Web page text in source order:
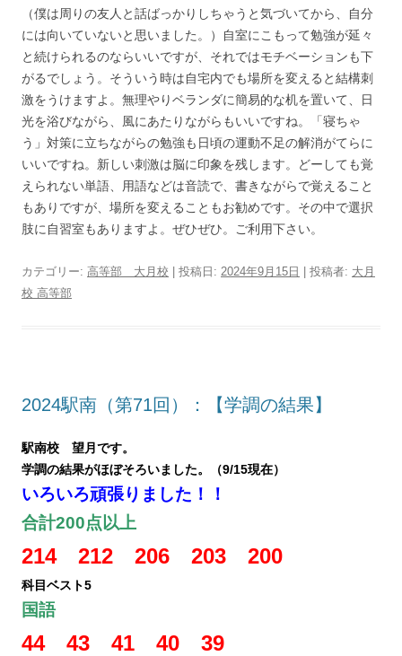
（僕は周りの友人と話ばっかりしちゃうと気づいてから、自分
には向いていないと思いました。）自室にこもって勉強が延々
と続けられるのならいいですが、それではモチベーションも下
がるでしょう。そういう時は自宅内でも場所を変えると結構刺
激をうけますよ。無理やりベランダに簡易的な机を置いて、日
光を浴びながら、風にあたりながらもいいですね。「寝ちゃ
う」対策に立ちながらの勉強も日頃の運動不足の解消がてらに
いいですね。新しい刺激は脳に印象を残します。どーしても覚
えられない単語、用語などは音読で、書きながらで覚えること
もありですが、場所を変えることもお勧めです。その中で選択
肢に自習室もありますよ。ぜひぜひ。ご利用下さい。
カテゴリー: 高等部 大月校 | 投稿日: 2024年9月15日 投稿者: 大月
校 高等部
2024駅南（第71回）：【学調の結果】
駅南校 望月です。
学調の結果がほぼそろいました。
（9/15現在）
いろいろ頑張りました！！
合計200点以上
214 212 206 203 200
科目ベスト5
国語
44 43 41 40 39